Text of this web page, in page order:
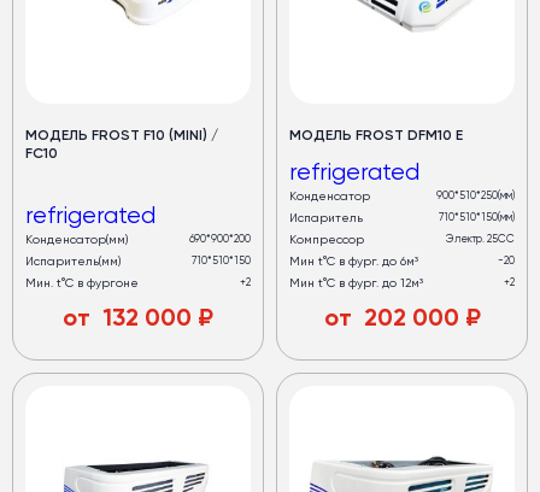
МОДЕЛЬ FROST F10 (MINI) /
FC10
refrigerated
Конденсатор(мм) 690*900*200
Испаритель(мм) 710*510*150
Мин. t°C в фургоне +2
от 132 000 ₽
МОДЕЛЬ FROST DFM10 E
refrigerated
Конденсатор 900*510*250(мм)
Испаритель 710*510*150(мм)
Компрессор Электр. 25СС
Мин t°C в фург. до 6м³ -20
Мин t°C в фург. до 12м³ +2
от 202 000 ₽